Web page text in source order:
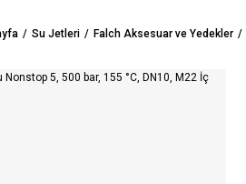
Su Jetleri Falch Aksesuar ve Yedekler